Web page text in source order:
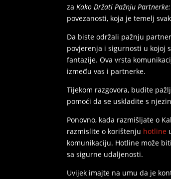
zaKako Držati Pažnju
povezanosti, koja je temelj
Da biste održali pažnju
povjerenja i sigurnosti u kojoj
fantazije. Ova vrsta
između vas i partnerke.
Tijekom razgovora, budite
pomoći da se uskladite s
Ponovno, kada razmišljate o
razmislite o korištenju hotline
komunikaciju. Hotline može
sa sigurne udaljenosti.
Uvijek imajte na umu da je